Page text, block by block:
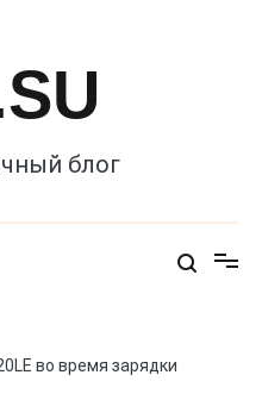
блог
во время зарядки